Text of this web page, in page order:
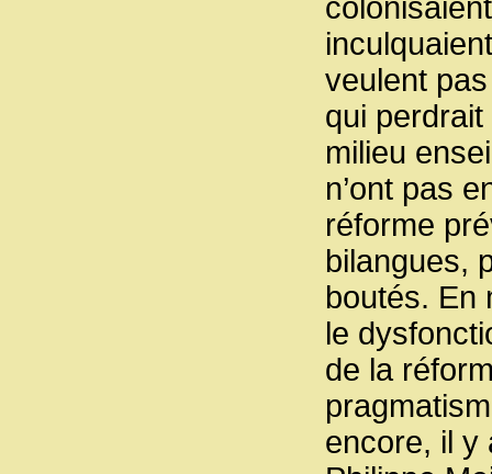
veulent
qui
milieu
n’ont pas
réforme
bilangues,
boutés. En
le
de la
encore, il y